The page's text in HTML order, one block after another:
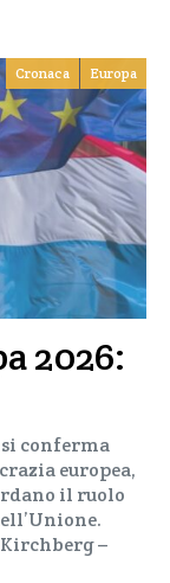
Cronaca Europa
2026:
si conferma
europea,
il ruolo
–